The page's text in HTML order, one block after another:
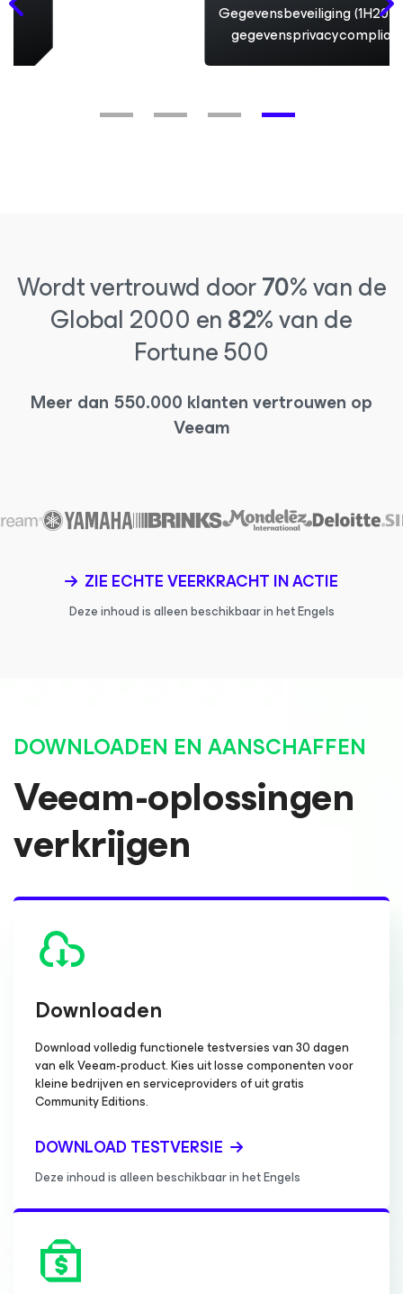
Gegevensbeveiliging (1H2025) en
gegevensprivacycompliance
Wordt vertrouwd door70%van de
Global 2000 en82%van de
Fortune 500
Meer dan 550.000 klanten vertrouwen op
Veeam
ZIE ECHTE VEERKRACHT IN ACTIE
Deze inhoud is alleen beschikbaar in het Engels
DOWNLOADEN EN AANSCHAFFEN
Veeam-oplossingen
verkrijgen
Downloaden
Download volledig functionele testversies van 30 dagen
van elk Veeam-product. Kies uit losse componenten voor
kleine bedrijven en serviceproviders of uit gratis
Community Editions.
DOWNLOAD TESTVERSIE
Deze inhoud is alleen beschikbaar in het Engels